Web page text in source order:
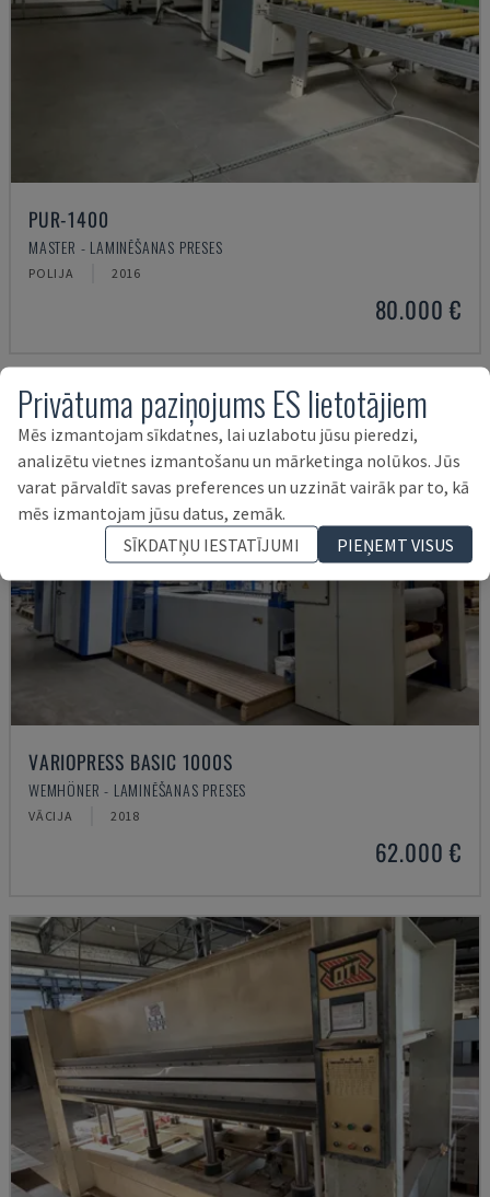
PUR-1400
MASTER - LAMINĒŠANAS PRESES
POLIJA 2016
80.000 €
VARIOPRESS BASIC 1000S
WEMHÖNER - LAMINĒŠANAS PRESES
VĀCIJA 2018
62.000 €
Privātuma paziņojums ES lietotājiem
Mēs izmantojam sīkdatnes, lai uzlabotu jūsu pieredzi,
analizētu vietnes izmantošanu un mārketinga nolūkos. Jūs
varat pārvaldīt savas preferences un uzzināt vairāk par to, kā
mēs izmantojam jūsu datus, zemāk.
SĪKDATŅU IESTATĪJUMI
PIEŅEMT VISUS